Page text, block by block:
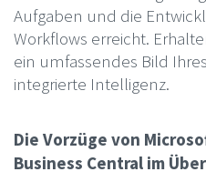
Aufgaben und die
Workflows erreicht.
ein umfassendes Bild
integrierte Intelligenz.
Die Vorzüge von
Business Central im